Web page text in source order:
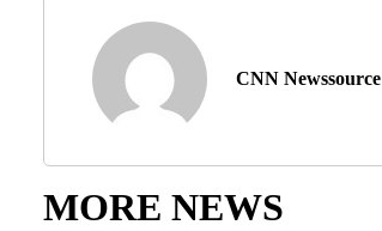
CNN Newssource
MORE NEWS